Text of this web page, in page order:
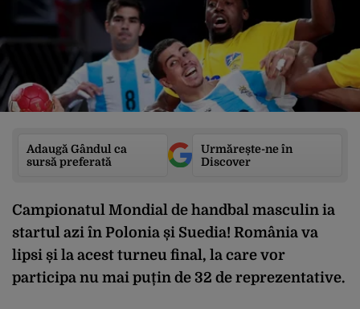
Adaugă Gândul ca
sursă preferată
Urmărește-ne în
Discover
Campionatul Mondial de handbal masculin ia
startul azi în Polonia și Suedia! România va
lipsi și la acest turneu final, la care vor
participa nu mai puțin de 32 de reprezentative.